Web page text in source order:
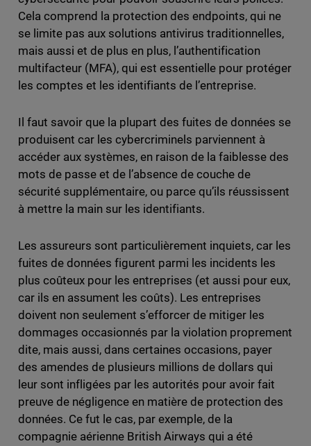
Cela comprend la protection des endpoints, qui ne
se limite pas aux solutions antivirus traditionnelles,
mais aussi et de plus en plus, l’authentification
multifacteur (MFA), qui est essentielle pour protéger
les comptes et les identifiants de l’entreprise.
Il faut savoir que la plupart des fuites de données se
produisent car les cybercriminels parviennent à
accéder aux systèmes, en raison de la faiblesse des
mots de passe et de l’absence de couche de
sécurité supplémentaire, ou parce qu’ils réussissent
à mettre la main sur les identifiants.
Les assureurs sont particulièrement inquiets, car les
fuites de données figurent parmi les incidents les
plus coûteux pour les entreprises (et aussi pour eux,
car ils en assument les coûts). Les entreprises
doivent non seulement s’efforcer de mitiger les
dommages occasionnés par la violation proprement
dite, mais aussi, dans certaines occasions, payer
des amendes de plusieurs millions de dollars qui
leur sont infligées par les autorités pour avoir fait
preuve de négligence en matière de protection des
données. Ce fut le cas, par exemple, de la
compagnie aérienne British Airways qui a été